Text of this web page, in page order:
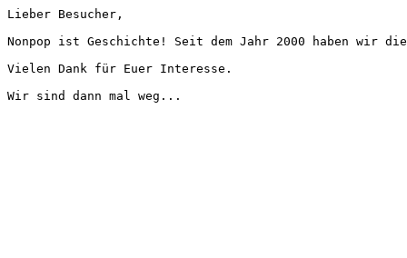
Lieber Besucher,
Nonpop ist Geschichte! Seit dem Jahr 2000 haben wir
Vielen Dank für Euer Interesse.
Wir sind dann mal weg...